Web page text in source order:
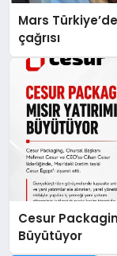
Mars
çağrısı
Cesur
Büyütüyor